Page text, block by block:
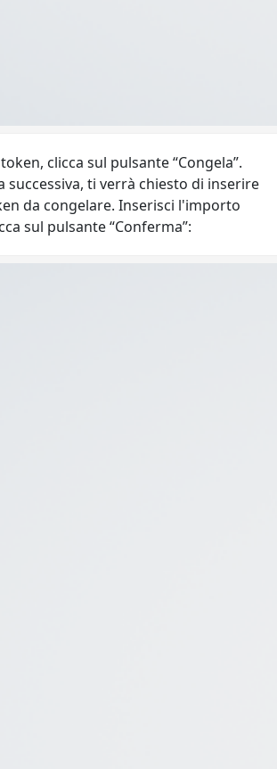
clicca sul pulsante “Congela”.
successiva, ti verrà chiesto di inserire
da congelare. Inserisci l'importo
sul pulsante “Conferma”: